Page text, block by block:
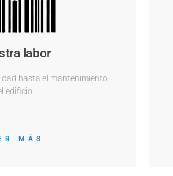
labor
hasta el mantenimiento
edificio.​
MÁS